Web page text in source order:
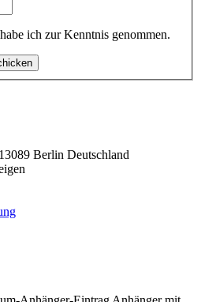
habe ich zur Kenntnis genommen.
13089 Berlin Deutschland